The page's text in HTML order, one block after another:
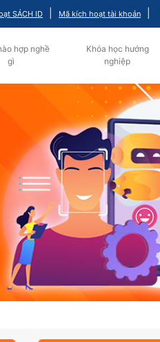
SÁCH ID Mã kích hoạt tài khoản
hợp nghề
gì
Khóa học hướng
nghiệp